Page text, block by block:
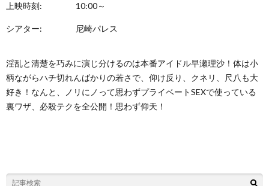
上映時刻: 10:00～
シアター: 尼崎パレス
淫乱と清楚を巧みに演じ分けるのは本番アイドル早瀬理沙！体は小
柄ながらハチ切れんばかりの若さで、仰け反り、クネリ、尺八も大
好き！なんと、ノリにノって思わずプライベートSEXで使っている
裏ワザ、必殺テクを全公開！思わず仰天！